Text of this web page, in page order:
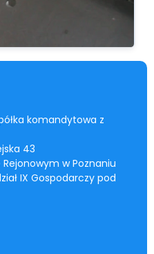
komandytowa z
43
w Poznaniu
IX Gospodarczy pod